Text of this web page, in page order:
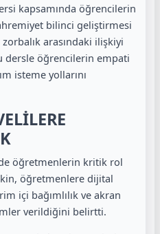
kapsamında öğrencilerin
bilinci geliştirmesi
arasındaki ilişkiyi
dersle öğrencilerin empati
isteme yollarını
öğretmenlerin kritik rol
öğretmenlere dijital
içi bağımlılık ve akran
verildiğini belirtti.